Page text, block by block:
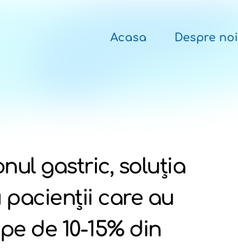
Acasa Despre noi
gastric, soluția
care au
de 10-15% din